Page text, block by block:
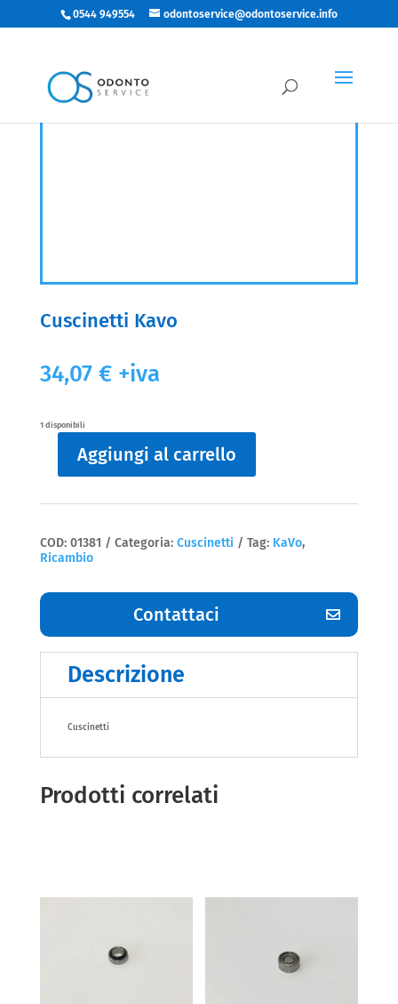
0544 949554 odontoservice@odontoservice.info
Cuscinetti Kavo
34,07 € +iva
1 disponibili
Cuscinetti
Kavo
Aggiungi al carrello
COD: 01381 Categoria: Cuscinetti Tag: KaVo,
Ricambio
Contattaci
Descrizione
Cuscinetti
Prodotti correlati